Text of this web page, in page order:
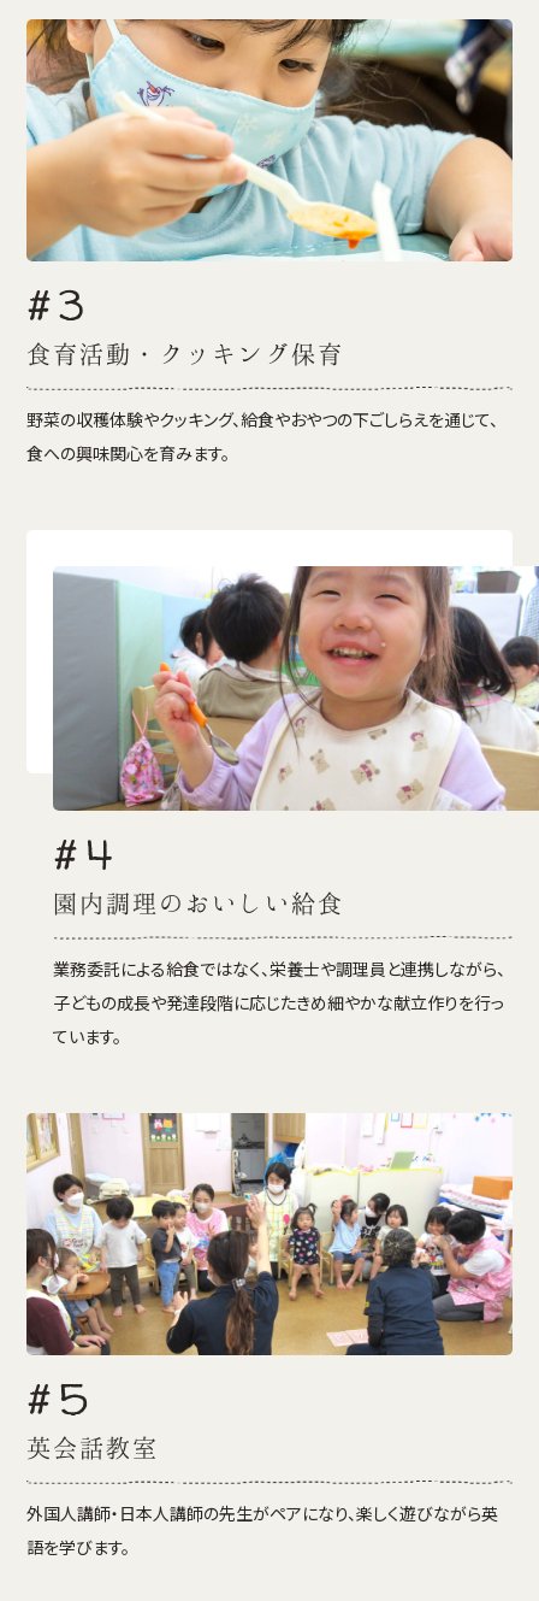
#3
食育活動・クッキング保育
野菜の収穫体験やクッキング、給食やおやつの下ごしらえを通じて、
食への興味関心を育みます。
#4
園内調理のおいしい給食
業務委託による給食ではなく、栄養士や調理員と連携しながら、
子どもの成長や発達段階に応じたきめ細やかな献立作りを行っ
ています。
#5
英会話教室
外国人講師・日本人講師の先生がペアになり、楽しく遊びながら英
語を学びます。